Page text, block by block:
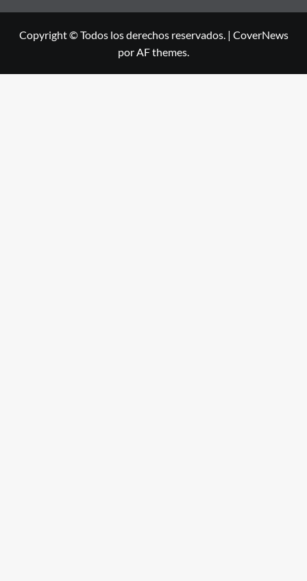
Copyright © Todos los derechos reservados. | CoverNews
por AF themes.